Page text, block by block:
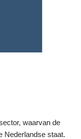
waarvan de
Nederlandse staat.